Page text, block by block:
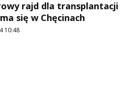
rajd dla transplantacji
się w Chęcinach
10:48